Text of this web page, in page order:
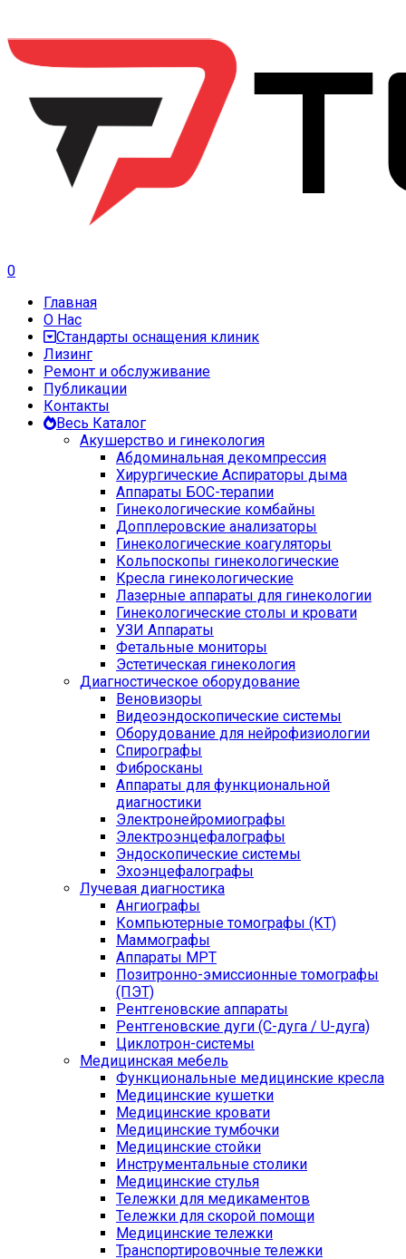
0
Главная
О Нас
Стандарты оснащения клиник
Лизинг
Ремонт и обслуживание
Публикации
Контакты
Весь Каталог
Акушерство и гинекология
Абдоминальная декомпрессия
Хирургические Аспираторы дыма
Аппараты БОС-терапии
Гинекологические комбайны
Допплеровские анализаторы
Гинекологические коагуляторы
Кольпоскопы гинекологические
Кресла гинекологические
Лазерные аппараты для гинекологии
Гинекологические столы и кровати
УЗИ Аппараты
Фетальные мониторы
Эстетическая гинекология
Диагностическое оборудование
Веновизоры
Видеоэндоскопические системы
Оборудование для нейрофизиологии
Спирографы
Фибросканы
Аппараты для функциональной
диагностики
Электронейромиографы
Электроэнцефалографы
Эндоскопические системы
Эхоэнцефалографы
Лучевая диагностика
Ангиографы
Компьютерные томографы (КТ)
Маммографы
Аппараты МРТ
Позитронно-эмиссионные томографы
(ПЭТ)
Рентгеновские аппараты
Рентгеновские дуги (С-дуга / U-дуга)
Циклотрон-системы
Медицинская мебель
Функциональные медицинские кресла
Медицинские кушетки
Медицинские кровати
Медицинские тумбочки
Медицинские стойки
Инструментальные столики
Медицинские стулья
Тележки для медикаментов
Тележки для скорой помощи
Медицинские тележки
Транспортировочные тележки